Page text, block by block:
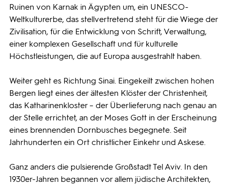
Ruinen von Karnak in Ägypten um, ein UNESCO-
Weltkulturerbe, das stellvertretend steht für die Wiege der
Zivilisation, für die Entwicklung von Schrift, Verwaltung,
einer komplexen Gesellschaft und für kulturelle
Höchstleistungen, die auf Europa ausgestrahlt haben.
Weiter geht es Richtung Sinai. Eingekeilt zwischen hohen
Bergen liegt eines der ältesten Klöster der Christenheit,
das Katharinenkloster – der Überlieferung nach genau an
der Stelle errichtet, an der Moses Gott in der Erscheinung
eines brennenden Dornbusches begegnete. Seit
Jahrhunderten ein Ort christlicher Einkehr und Askese.
Ganz anders die pulsierende Großstadt Tel Aviv. In den
1930er-Jahren begannen vor allem jüdische Architekten,